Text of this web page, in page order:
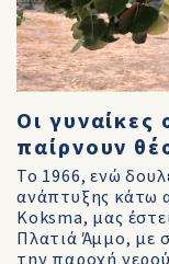
Οι
παίρνουν
Το 1966, ενώ
ανάπτυξης κάτω
Koksma, μας
Πλατιά Άμμο, με